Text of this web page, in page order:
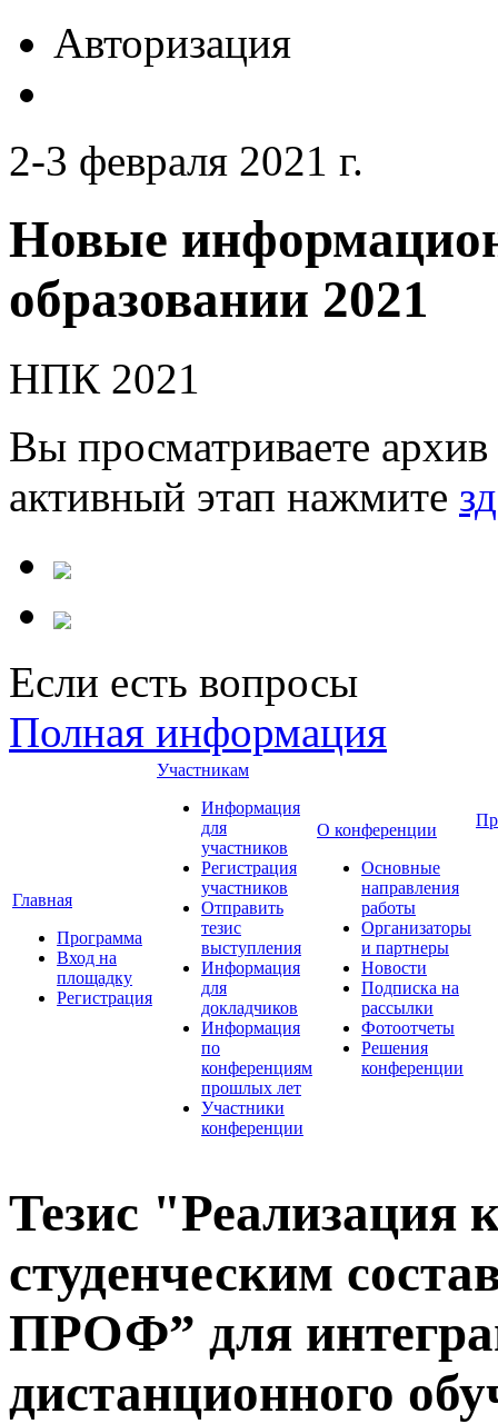
Авторизация
2-3 февраля 2021 г.
Новые
образовании 2021
НПК 2021
Вы просматриваете
активный этап нажмите
Если есть вопросы
Полная информация
Главная
Программа
Вход на
площадку
Регистрация
Участникам
Информация
для
участников
Регистрация
участников
Отправить
тезис
выступления
Информация
для
докладчиков
Информация
по
конференциям
прошлых лет
Участники
конференции
О конференции
Основные
направления
работы
Организаторы
и партнеры
Новости
Подписка на
рассылки
Фотоотчеты
Решения
конференции
Тезис "Реализация
студенческим
ПРОФ” для
дистанционного